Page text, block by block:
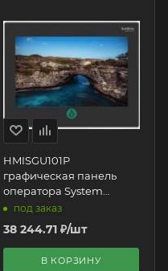
HMISGU101P
графическая панель
оператора System
Electric | 10,1" HMI
под заказ
38 244.71₽/шт
В КОРЗИНУ